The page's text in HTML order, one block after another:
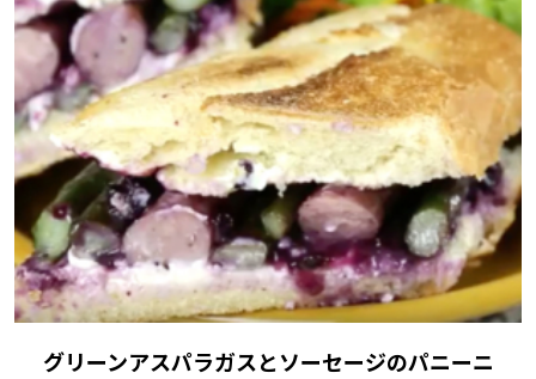
グリーンアスパラガスとソーセージのパニーニ